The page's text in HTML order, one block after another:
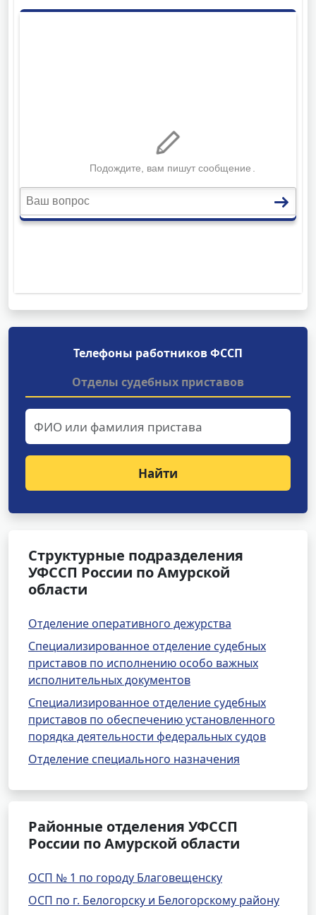
Телефоны работников ФССП
Отделы судебных приставов
Найти
Структурные подразделения
УФССП России по Амурской
области
Отделение оперативного дежурства
Специализированное отделение судебных
приставов по исполнению особо важных
исполнительных документов
Специализированное отделение судебных
приставов по обеспечению установленного
порядка деятельности федеральных судов
Отделение специального назначения
Районные отделения УФССП
России по Амурской области
ОСП № 1 по городу Благовещенску
ОСП по г. Белогорску и Белогорскому району